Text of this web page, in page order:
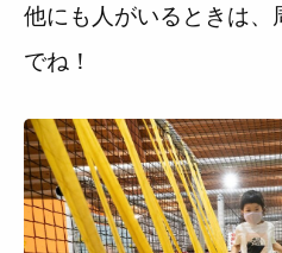
他にも人がいるときは
でね！